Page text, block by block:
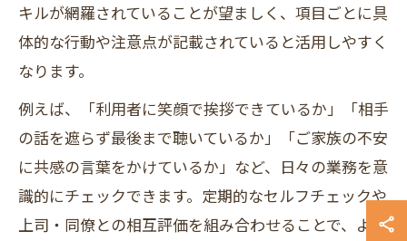
キルが網羅されていることが望ましく、項目ごとに具
体的な行動や注意点が記載されていると活用しやすく
なります。
例えば、「利用者に笑顔で挨拶できているか」「相手
の話を遮らず最後まで聴いているか」「ご家族の不安
に共感の言葉をかけているか」など、日々の業務を意
識的にチェックできます。定期的なセルフチェックや
上司・同僚との相互評価を組み合わせることで、より